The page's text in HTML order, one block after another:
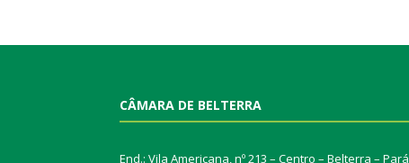
CÂMARA DE BELTERRA
End.: Vila Americana, nº 213 – Centro – Belterra – Pará